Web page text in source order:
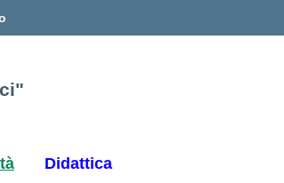
Didattica